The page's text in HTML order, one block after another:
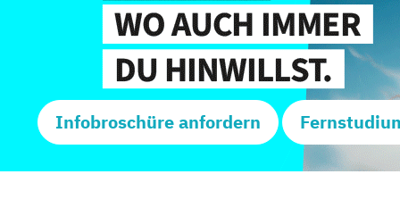
Infobroschüre anfordern